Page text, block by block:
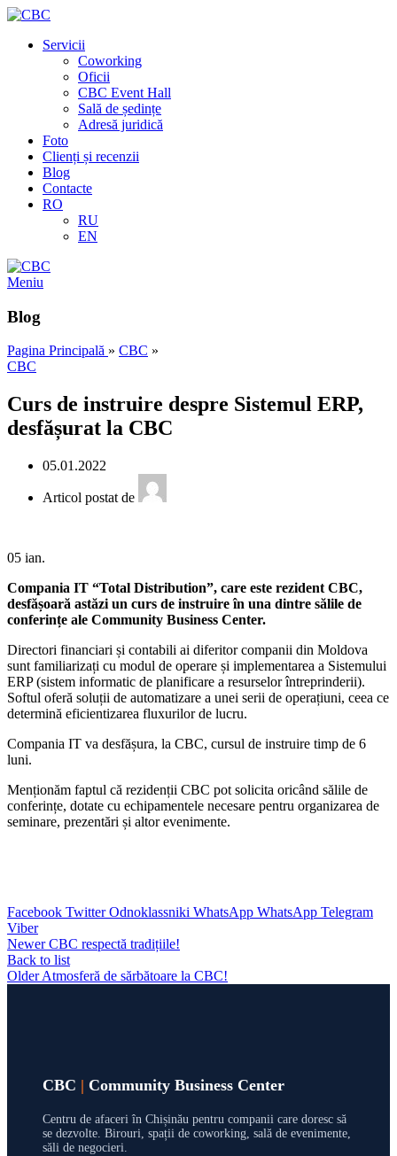
Servicii
Coworking
Oficii
CBC Event Hall
Sală de ședințe
Adresă juridică
Foto
Clienți și recenzii
Blog
Contacte
RO
RU
EN
Meniu
Blog
Pagina Principală » CBC »
CBC
Curs de instruire despre Sistemul ERP,
desfășurat la CBC
05.01.2022
Articol postat de
05 ian.
Compania IT “Total Distribution”, care este rezident CBC,
desfășoară astăzi un curs de instruire în una dintre sălile de
conferințe ale Community Business Center.
Directori financiari și contabili ai diferitor companii din Moldova
sunt familiarizați cu modul de operare și implementarea a Sistemului
ERP (sistem informatic de planificare a resurselor întreprinderii).
Softul oferă soluții de automatizare a unei serii de operațiuni, ceea ce
determină eficientizarea fluxurilor de lucru.
Compania IT va desfășura, la CBC, cursul de instruire timp de 6
luni.
Menționăm faptul că rezidenții CBC pot solicita oricând sălile de
conferințe, dotate cu echipamentele necesare pentru organizarea de
seminare, prezentări și altor evenimente.
Facebook Twitter Odnoklassniki WhatsApp WhatsApp Telegram
Viber
Newer CBC respectă tradițiile!
Back to list
Older Atmosferă de sărbătoare la CBC!
CBC | Community Business Center
Centru de afaceri în Chișinău pentru companii care doresc să
se dezvolte. Birouri, spații de coworking, sală de evenimente,
săli de negocieri.